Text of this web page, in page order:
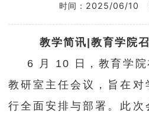
美育基地
交流合作
时间： 2025/06/10
教学简讯|教育学院
6 月 10 日，教育学院
教研室主任会议，旨在对
行全面安排与部署。此次